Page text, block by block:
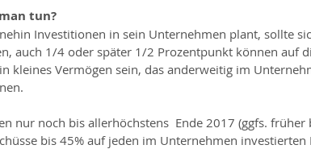
tun?
Investitionen in sein Unternehmen plant, sollte
auch 1/4 oder später 1/2 Prozentpunkt können auf
kleines Vermögen sein, das anderweitig im
nur noch bis allerhöchstens  Ende 2017 (ggfs. früher
bis 45% auf jeden im Unternehmen investierten